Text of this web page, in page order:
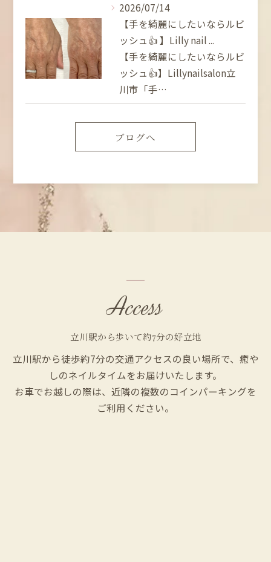
2026/07/14
【手を綺麗にしたいならルビ
ッシュ👍 】Lilly nail ...
【手を綺麗にしたいならルビ
ッシュ👍】Lillynailsalon立
川市「手…
ブログへ
立川駅から歩いて約7分の好立地
Access
立川駅から徒歩約7分の交通アクセスの良い場所で、癒や
しのネイルタイムをお届けいたします。
お車でお越しの際は、近隣の複数のコインパーキングを
ご利用ください。